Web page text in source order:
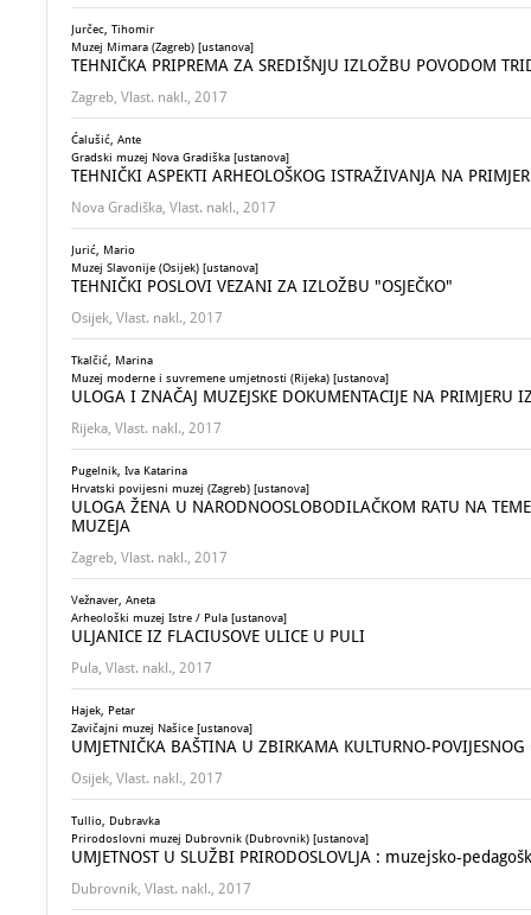
Jurčec, Tihomir
Muzej Mimara (Zagreb) [ustanova]
TEHNIČKA PRIPREMA ZA SREDIŠNJU IZLOŽBU POVODOM
Zagreb, Vlast. nakl., 2017
Ćalušić, Ante
Gradski muzej Nova Gradiška [ustanova]
TEHNIČKI ASPEKTI ARHEOLOŠKOG ISTRAŽIVANJA NA
Nova Gradiška, Vlast. nakl., 2017
Jurić, Mario
Muzej Slavonije (Osijek) [ustanova]
TEHNIČKI POSLOVI VEZANI ZA IZLOŽBU "OSJEČKO"
Osijek, Vlast. nakl., 2017
Tkalčić, Marina
Muzej moderne i suvremene umjetnosti (Rijeka) [ustanova]
ULOGA I ZNAČAJ MUZEJSKE DOKUMENTACIJE NA PRIMJERU
Rijeka, Vlast. nakl., 2017
Pugelnik, Iva Katarina
Hrvatski povijesni muzej (Zagreb) [ustanova]
ULOGA ŽENA U NARODNOOSLOBODILAČKOM RATU NA
MUZEJA
Zagreb, Vlast. nakl., 2017
Vežnaver, Aneta
Arheološki muzej Istre / Pula [ustanova]
ULJANICE IZ FLACIUSOVE ULICE U PULI
Pula, Vlast. nakl., 2017
Hajek, Petar
Zavičajni muzej Našice [ustanova]
UMJETNIČKA BAŠTINA U ZBIRKAMA KULTURNO-
Osijek, Vlast. nakl., 2017
Tullio, Dubravka
Prirodoslovni muzej Dubrovnik (Dubrovnik) [ustanova]
UMJETNOST U SLUŽBI PRIRODOSLOVLJA : muzejsko-
Dubrovnik, Vlast. nakl., 2017